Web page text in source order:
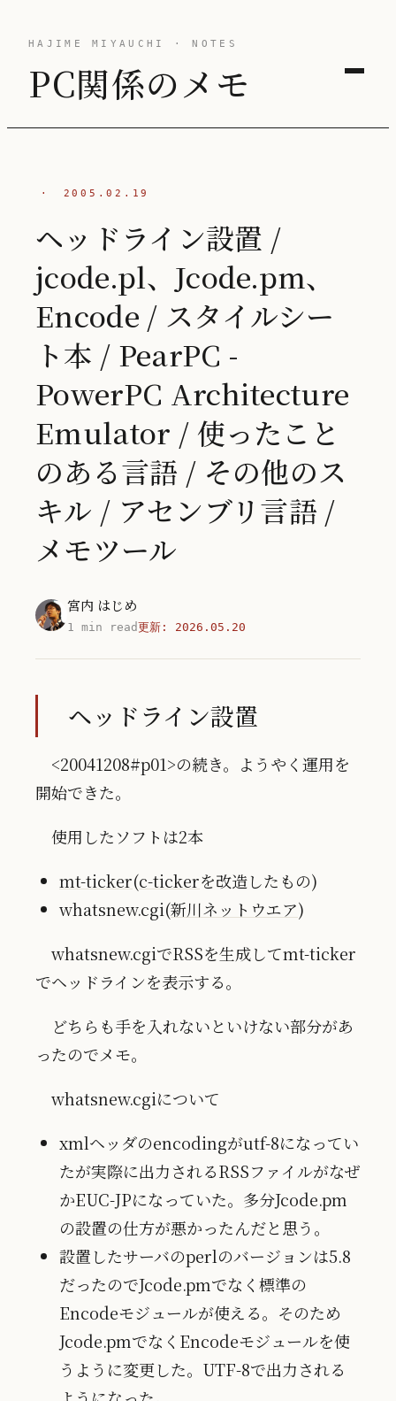
HAJIME MIYAUCHI · NOTES
PC関係のメモ
· 2005.02.19
ヘッドライン設置 /
jcode.pl、Jcode.pm、
Encode / スタイルシー
ト本 / PearPC -
PowerPC Architecture
Emulator / 使ったこと
のある言語 / その他のス
キル / アセンブリ言語 /
メモツール
宮内 はじめ
1 min read更新: 2026.05.20
ヘッドライン設置
<20041208#p01>の続き。ようやく運用を
開始できた。
使用したソフトは2本
mt-ticker(c-tickerを改造したもの)
whatsnew.cgi(新川ネットウエア)
whatsnew.cgiでRSSを生成してmt-ticker
でヘッドラインを表示する。
どちらも手を入れないといけない部分があ
ったのでメモ。
whatsnew.cgiについて
xmlヘッダのencodingがutf-8になってい
たが実際に出力されるRSSファイルがなぜ
かEUC-JPになっていた。多分Jcode.pm
の設置の仕方が悪かったんだと思う。
設置したサーバのperlのバージョンは5.8
だったのでJcode.pmでなく標準の
Encodeモジュールが使える。そのため
Jcode.pmでなくEncodeモジュールを使
うように変更した。UTF-8で出力される